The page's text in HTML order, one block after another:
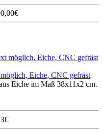
Eiche, CNC gefräst
Eiche im Maß 38x11x2 cm.